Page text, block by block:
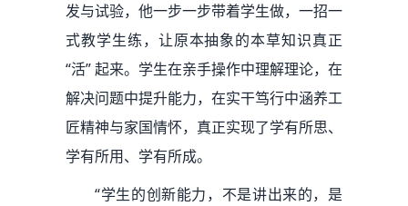
发与试验，他一步一步带着学生做，一招一
式教学生练，让原本抽象的本草知识真正
“活” 起来。学生在亲手操作中理解理论，在
解决问题中提升能力，在实干笃行中涵养工
匠精神与家国情怀，真正实现了学有所思、
学有所用、学有所成。
“学生的创新能力，不是讲出来的，是